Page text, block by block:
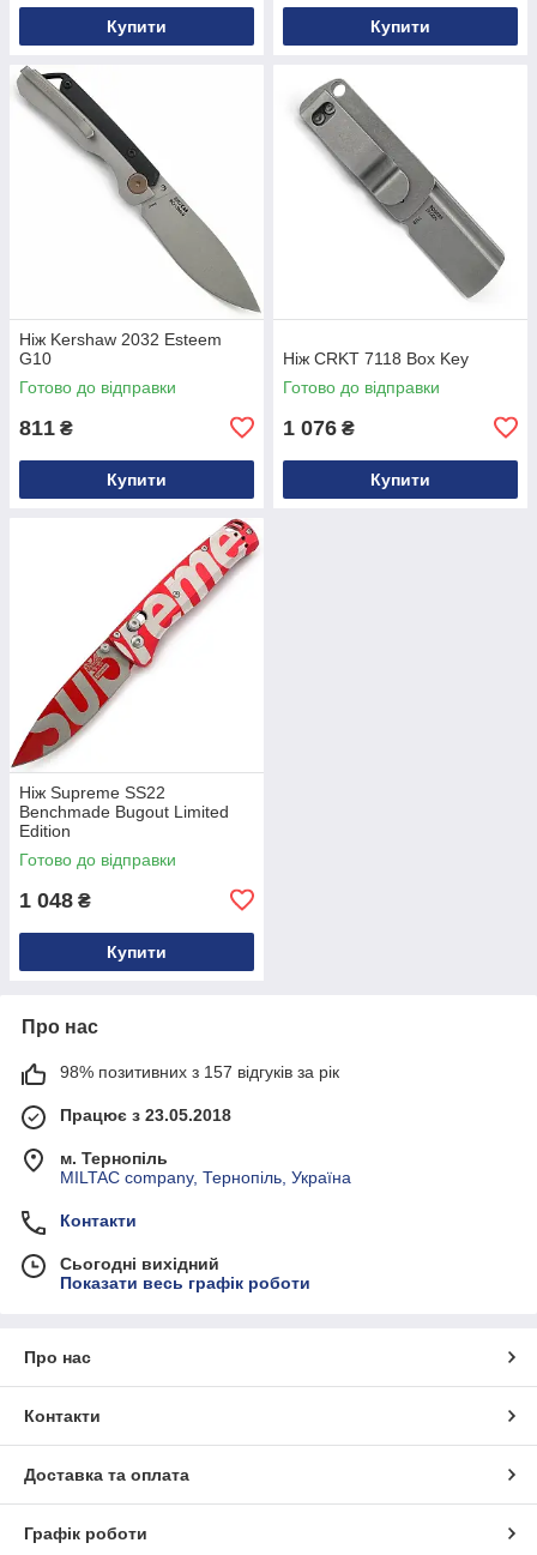
Купити Купити
Ніж Kershaw 2032 Esteem
G10
Готово до відправки
811 ₴
Купити
Ніж CRKT 7118 Box Key
Готово до відправки
1 076 ₴
Купити
Ніж Supreme SS22
Benchmade Bugout Limited
Edition
Готово до відправки
1 048 ₴
Купити
Про нас
98% позитивних з 157 відгуків за рік
Працює з 23.05.2018
м. Тернопіль
MILTAC company, Тернопіль, Україна
Контакти
Сьогодні вихідний
Показати весь графік роботи
Про нас
Контакти
Доставка та оплата
Графік роботи